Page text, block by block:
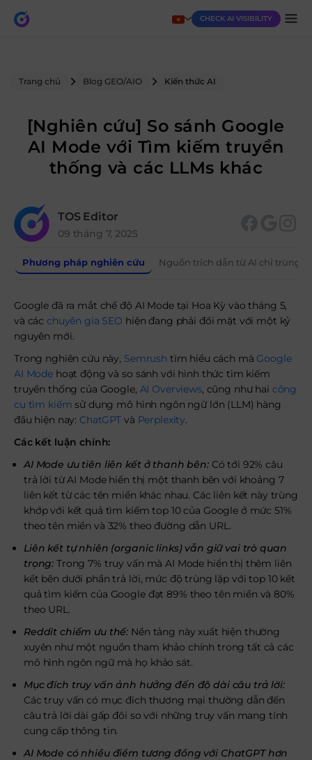
CHECK AI VISIBILITY
Trang chủ Blog GEO/AIO Kiến thức AI
[Nghiên cứu] So sánh Google
AI Mode với Tìm kiếm truyền
thống và các LLMs khác
TOS Editor
09 tháng 7, 2025
Phương pháp nghiên cứu Nguồn trích dẫn từ AI chỉ trùng
Google đã ra mắt chế độ AI Mode tại Hoa Kỳ vào tháng 5,
và cácchuyên gia SEO hiện đang phải đối mặt với một kỷ
nguyên mới.
Trong nghiên cứu này, Semrush tìm hiểu cách mà Google
AI Mode hoạt động và so sánh với hình thức tìm kiếm
truyền thống của Google, AI Overviews, cũng như hai công
cụ tìm kiếm sử dụng mô hình ngôn ngữ lớn (LLM) hàng
đầu hiện nay: ChatGPT và Perplexity.
Các kết luận chính:
AI Mode ưu tiên liên kết ở thanh bên:Có tới 92% câu
trả lời từ AI Mode hiển thị một thanh bên với khoảng 7
liên kết từ các tên miền khác nhau. Các liên kết này trùng
khớp với kết quả tìm kiếm top 10 của Google ở mức 51%
theo tên miền và 32% theo đường dẫn URL.
Liên kết tự nhiên (organic links) vẫn giữ vai trò quan
trọng: Trong 7% truy vấn mà AI Mode hiển thị thêm liên
kết bên dưới phần trả lời, mức độ trùng lặp với top 10 kết
quả tìm kiếm của Google đạt 89% theo tên miền và 80%
theo URL.
Reddit chiếm ưu thế: Nền tảng này xuất hiện thường
xuyên như một nguồn tham khảo chính trong tất cả các
mô hình ngôn ngữ mà họ khảo sát.
Mục đích truy vấn ảnh hưởng đến độ dài câu trả lời:
Các truy vấn có mục đích thương mại thường dẫn đến
câu trả lời dài gấp đôi so với những truy vấn mang tính
cung cấp thông tin.
AI Mode có nhiều điểm tương đồng với ChatGPT hơn